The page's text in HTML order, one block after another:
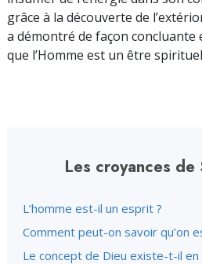
grâce à la découverte de
a démontré de façon
que l’Homme est un être
Les croyances de
L’homme est-il un esprit ?
Comment peut-on savoir qu’on
Le concept de Dieu existe-t-il en